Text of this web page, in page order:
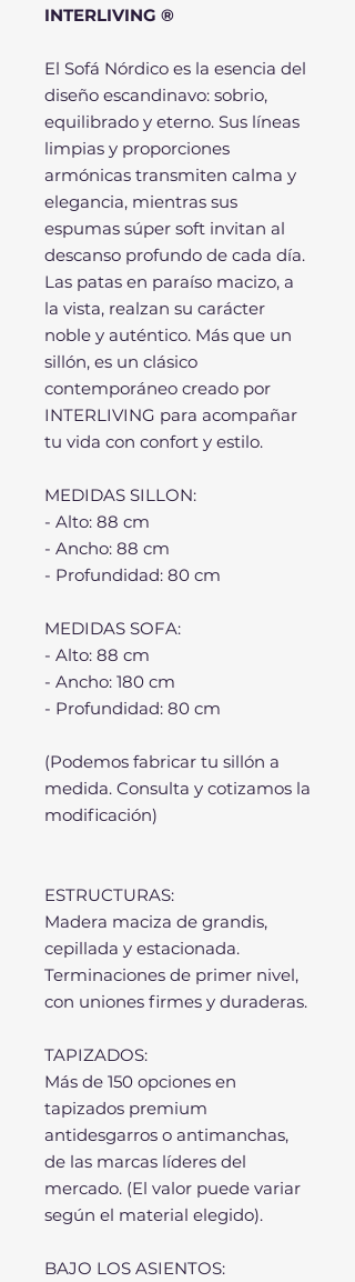
INTERLIVING ®
El Sofá Nórdico es la esencia del
diseño escandinavo: sobrio,
equilibrado y eterno. Sus líneas
limpias y proporciones
armónicas transmiten calma y
elegancia, mientras sus
espumas súper soft invitan al
descanso profundo de cada día.
Las patas en paraíso macizo, a
la vista, realzan su carácter
noble y auténtico. Más que un
sillón, es un clásico
contemporáneo creado por
INTERLIVING para acompañar
tu vida con confort y estilo.
MEDIDAS SILLON:
- Alto: 88 cm
- Ancho: 88 cm
- Profundidad: 80 cm
MEDIDAS SOFA:
- Alto: 88 cm
- Ancho: 180 cm
- Profundidad: 80 cm
(Podemos fabricar tu sillón a
medida. Consulta y cotizamos la
modificación)
ESTRUCTURAS:
Madera maciza de grandis,
cepillada y estacionada.
Terminaciones de primer nivel,
con uniones firmes y duraderas.
TAPIZADOS:
Más de 150 opciones en
tapizados premium
antidesgarros o antimanchas,
de las marcas líderes del
mercado. (El valor puede variar
según el material elegido).
BAJO LOS ASIENTOS: